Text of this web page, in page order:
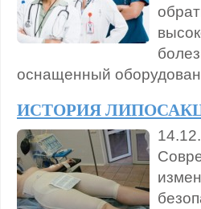
оснащенный
ИСТОРИЯ